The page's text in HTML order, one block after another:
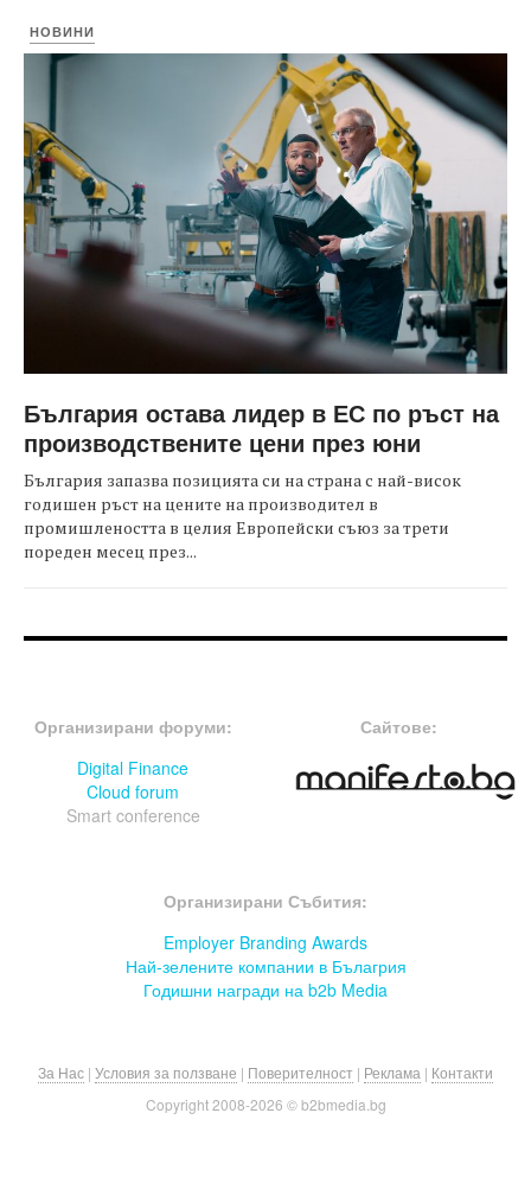
НОВИНИ
България остава лидер в ЕС по ръст на
производствените цени през юни
България запазва позицията си на страна с най-висок
годишен ръст на цените на производител в
промишлеността в целия Европейски съюз за трети
пореден месец през...
Организирани форуми:
Digital Finance
Cloud forum
Smart conference
Сайтове:
Организирани Събития:
Employer Branding Awards
Най-зелените компании в Бълагрия
Годишни награди на b2b Media
За Нас | Условия за ползване | Поверителност | Реклама | Контакти
Copyright 2008-2026 © b2bmedia.bg